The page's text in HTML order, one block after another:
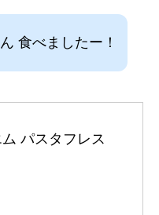
食べましたー！
パスタフレス